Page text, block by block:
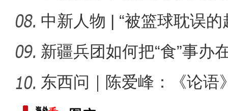
标题：新“食”尚！“小份
承创新
中新人物 | “被篮球耽误
总冠
新疆兵团如何把“食”事办
东西问｜陈爱峰：《论语